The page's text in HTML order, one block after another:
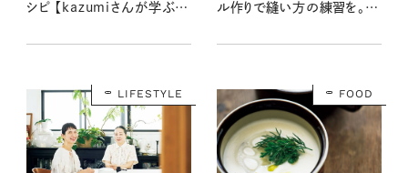
シピ 【kazumiさんが学ぶ、
ル作りで縫い方の練習を。布
魅力 【kazumiさんが学ぶ、
LIFESTYLE FOOD